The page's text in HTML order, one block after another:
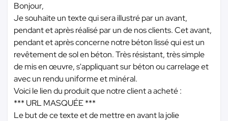
Bonjour,
Je souhaite un texte qui sera illustré par un avant,
pendant et après réalisé par un de nos clients. Cet avant,
pendant et après concerne notre béton lissé qui est un
revêtement de sol en béton. Très résistant, très simple
de mis en œuvre, s'appliquant sur béton ou carrelage et
avec un rendu uniforme et minéral.
Voici le lien du produit que notre client a acheté :
*** URL MASQUÉE ***
Le but de ce texte et de mettre en avant la jolie